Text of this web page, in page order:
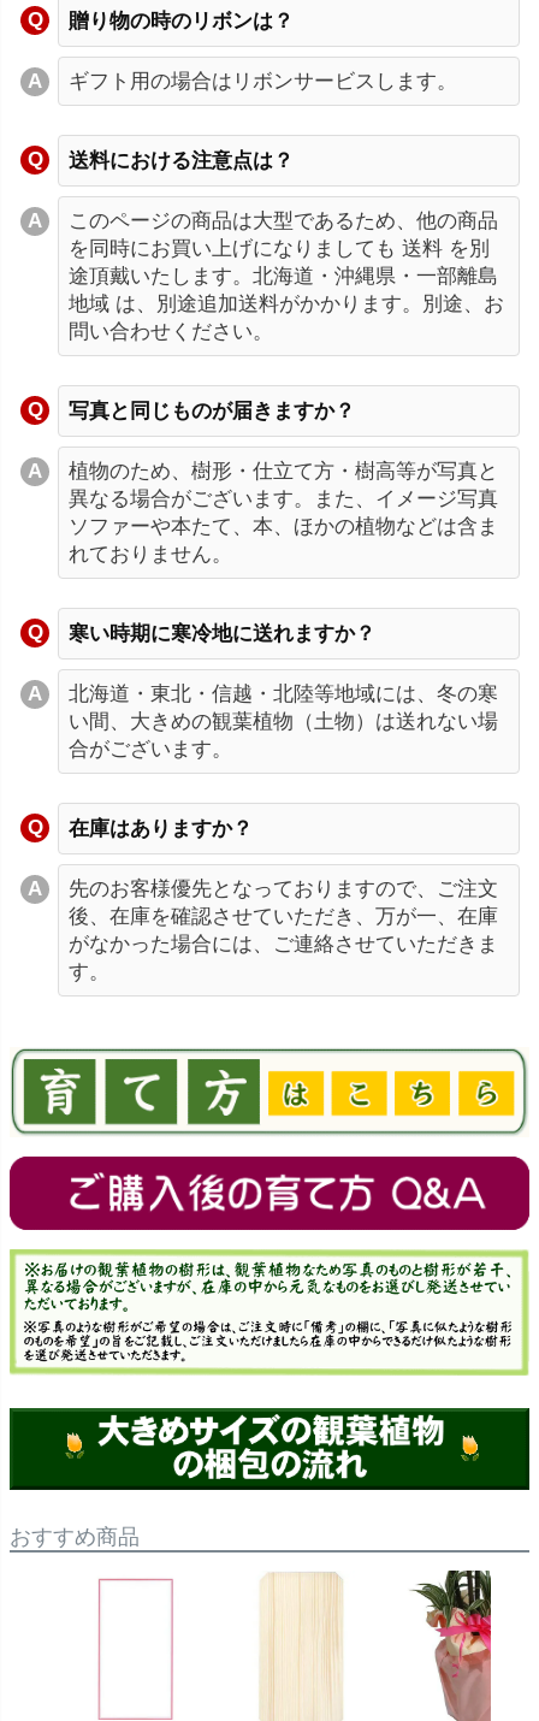
贈り物の時のリボンは？
ギフト用の場合はリボンサービスします。
送料における注意点は？
このページの商品は大型であるため、他の商品
を同時にお買い上げになりましても 送料 を別
途頂戴いたします。北海道・沖縄県・一部離島
地域 は、別途追加送料がかかります。別途、お
問い合わせください。
写真と同じものが届きますか？
植物のため、樹形・仕立て方・樹高等が写真と
異なる場合がございます。また、イメージ写真
ソファーや本たて、本、ほかの植物などは含ま
れておりません。
寒い時期に寒冷地に送れますか？
北海道・東北・信越・北陸等地域には、冬の寒
い間、大きめの観葉植物（土物）は送れない場
合がございます。
在庫はありますか？
先のお客様優先となっておりますので、ご注文
後、在庫を確認させていただき、万が一、在庫
がなかった場合には、ご連絡させていただきま
す。
おすすめ商品